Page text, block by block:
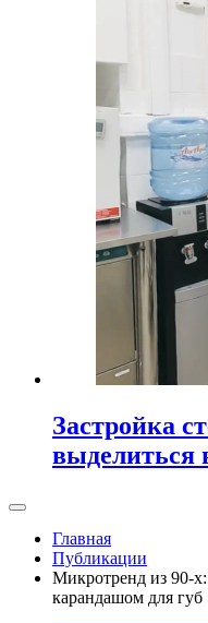
Застройка
выделиться
Главная
Публикации
Микротренд из 90-
карандашом для губ